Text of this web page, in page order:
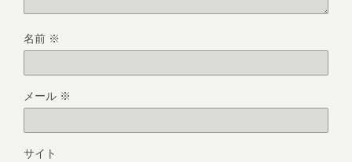
名前 ※
メール ※
サイト